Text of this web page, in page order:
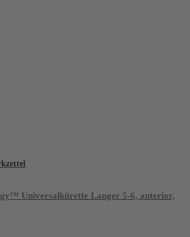
Universalkürette Langer 5-6, anterior,